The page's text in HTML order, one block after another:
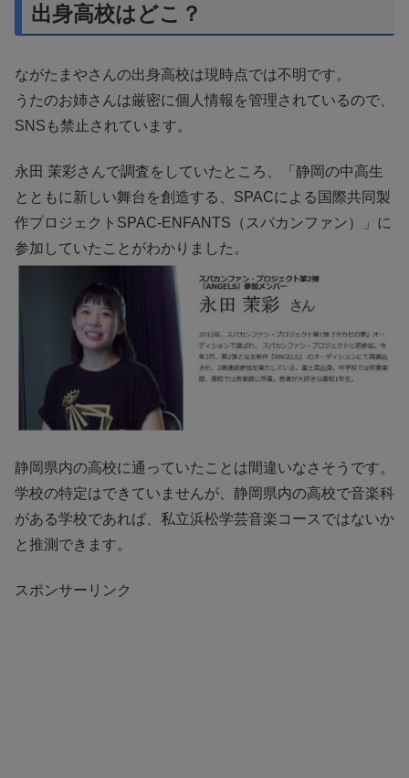
出身高校はどこ？
ながたまやさんの出身高校は現時点では不明です。
うたのお姉さんは厳密に個人情報を管理されているので、
SNSも禁止されています。
永田 茉彩さんで調査をしていたところ、「静岡の中高生
とともに新しい舞台を創造する、SPACによる国際共同製
作プロジェクトSPAC-ENFANTS（スパカンファン）」に
参加していたことがわかりました。
静岡県内の高校に通っていたことは間違いなさそうです。
学校の特定はできていませんが、静岡県内の高校で音楽科
がある学校であれば、私立浜松学芸音楽コースではないか
と推測できます。
スポンサーリンク